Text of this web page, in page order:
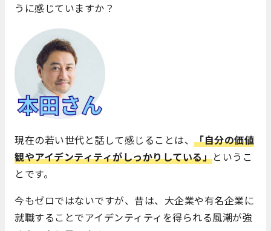
うに感じていますか？
現在の若い世代と話して感じることは、 「自分の価値
観やアイデンティティがしっかりしている」というこ
とです。
今もゼロではないですが、昔は、大企業や有名企業に
就職することでアイデンティティを得られる風潮が強